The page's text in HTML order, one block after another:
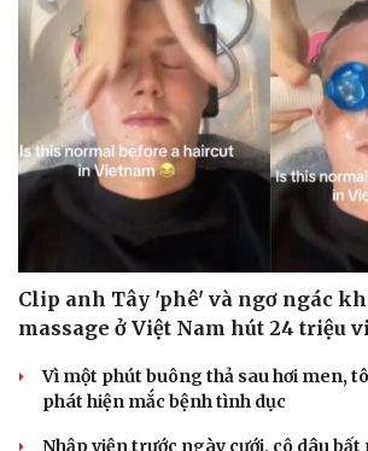
Clip anh Tây 'phê' và ngơ ngác
massage ở Việt Nam hút 24 triệu
Vì một phút buông thả sau hơi men,
phát hiện mắc bệnh tình dục
Nhập viện trước ngày cưới, cô dâu bất